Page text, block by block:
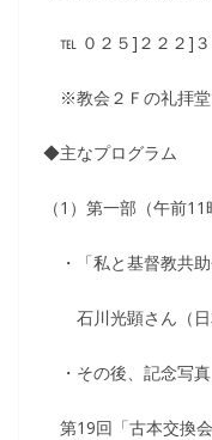
℡ ０２５]２２２]３
※教会２Ｆの礼拝堂
◆主なプログラム
（1）第一部（午前11
・「私と基督教共助
石川光顕さん（日
・その後、記念写真
第19回「古本交換会